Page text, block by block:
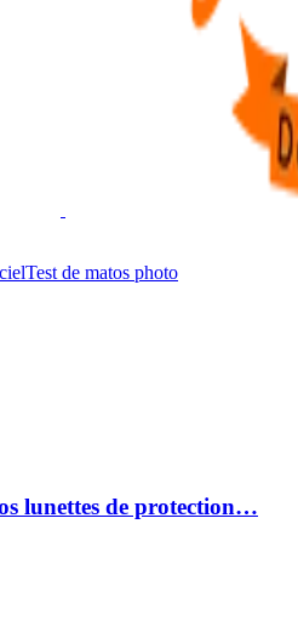
Test de matos photo
lunettes de protection…